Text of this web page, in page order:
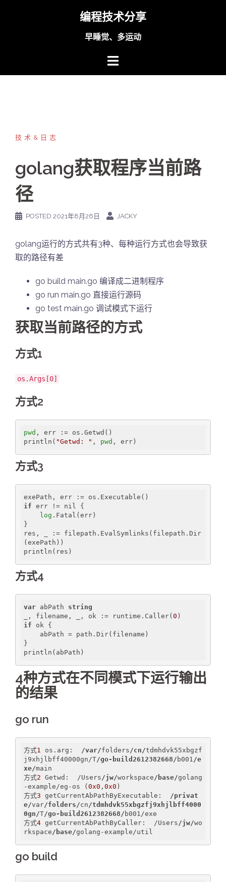
编程技术分享
早睡觉、多运动
技术&日志
golang获取程序当前路
径
POSTED 2021年8月26日 JACKY
golang运行的方式共有3种、每种运行方式也会导致获
取的路径有差
go build main.go 编译成二进制程序
go run main.go 直接运行源码
go test main.go 调试模式下运行
获取当前路径的方式
方式1
os.Args[0]
方式2
pwd , err := os.Getwd()
println( "Getwd: " , pwd , err)
方式3
if err != nil {
log .Fatal(err)
}
res, _ := filepath.EvalSymlinks(filepath.Dir
(exePath))
println(res)
方式4
var abPath string
_, filename, _, ok := runtime.Caller( 0
if ok {
}
println(abPath)
4种方式在不同模式下运行输出
的结果
go run
方式1 os.arg: /var/folders/cn/tdmhdvk55xbgzf
j9xhjlbff40000gn/T/go-build2612382668/ b001/e
xe/main
方式2 Getwd:  /Users/jw/workspace/base/golang
-example/eg-os ( 0x0 , 0x0 )
方式3 getCurrentAbPathByExecutable: /privat
e/var/folders/cn/tdmhdvk55xbgzfj9xhjlbff4000
0gn/T/go-build2612382668/ b001/exe
方式4 getCurrentAbPathByCaller:  /Users/jw/wo
rkspace/base/golang-example/util
go build